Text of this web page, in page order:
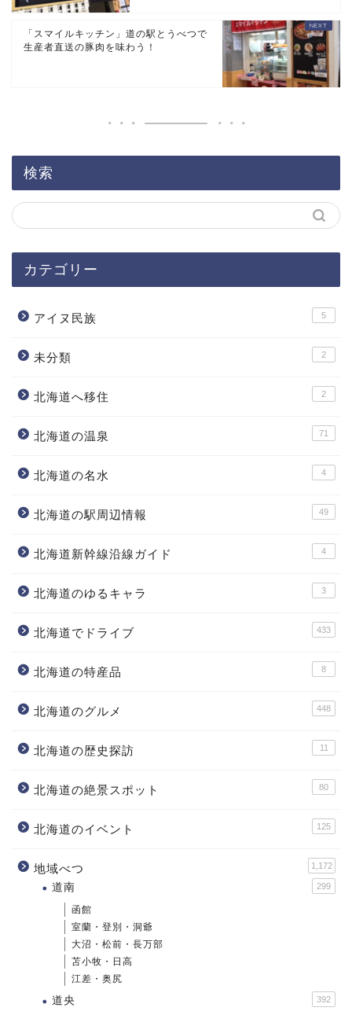
「スマイルキッチン」道の駅とうべつで
生産者直送の豚肉を味わう！
検索
カテゴリー
アイヌ民族 5
未分類 2
北海道へ移住 2
北海道の温泉 71
北海道の名水 4
北海道の駅周辺情報 49
北海道新幹線沿線ガイド 4
北海道のゆるキャラ 3
北海道でドライブ 433
北海道の特産品 8
北海道のグルメ 448
北海道の歴史探訪 11
北海道の絶景スポット 80
北海道のイベント 125
地域べつ 1,172
道南 299
函館
室蘭・登別・洞爺
大沼・松前・長万部
苫小牧・日高
江差・奥尻
道央 392